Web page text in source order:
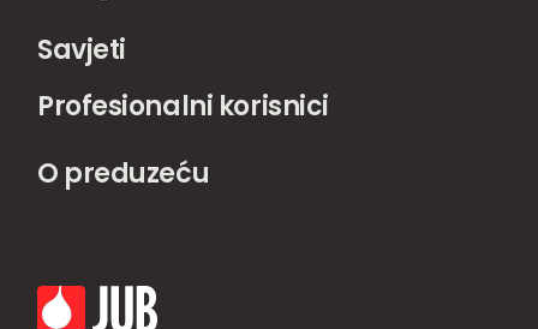
Savjeti
Profesionalni korisnici
O preduzeću